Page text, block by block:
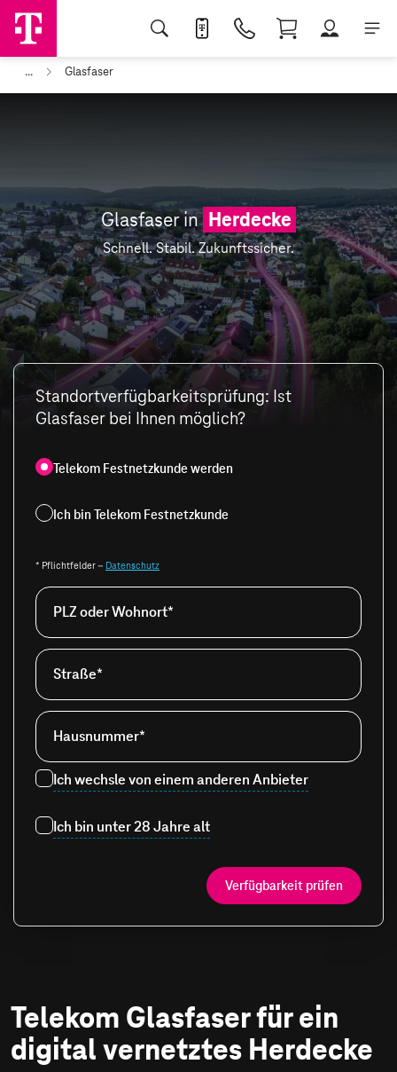
... Glasfaser
Glasfaser in Herdecke
Schnell. Stabil. Zukunftssicher.
Standortverfügbarkeitsprüfung: Ist
Glasfaser bei Ihnen möglich?
Telekom Festnetzkunde werden
Ich bin Telekom Festnetzkunde
* Pflichtfelder – Datenschutz
PLZ oder Wohnort*
Straße*
Hausnummer*
Ich wechsle von einem anderen Anbieter
Ich bin unter 28 Jahre alt
Verfügbarkeit prüfen
Telekom Glasfaser für ein
digital vernetztes Herdecke